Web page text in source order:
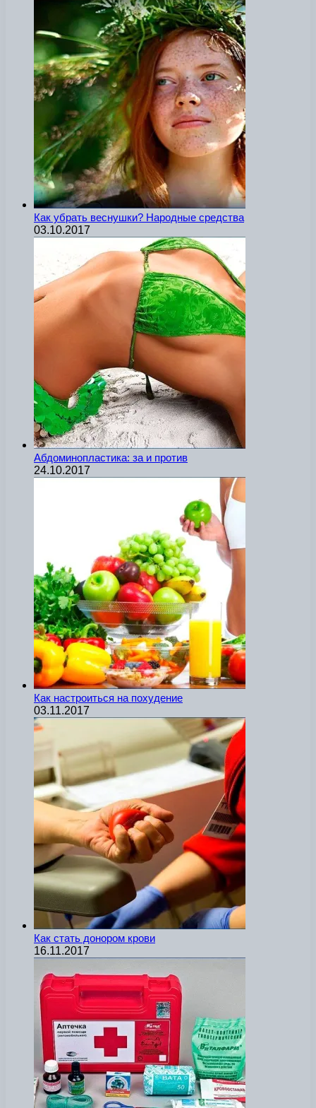
Как убрать веснушки? Народные средства
03.10.2017
Абдоминопластика: за и против
24.10.2017
Как настроиться на похудение
03.11.2017
Как стать донором крови
16.11.2017